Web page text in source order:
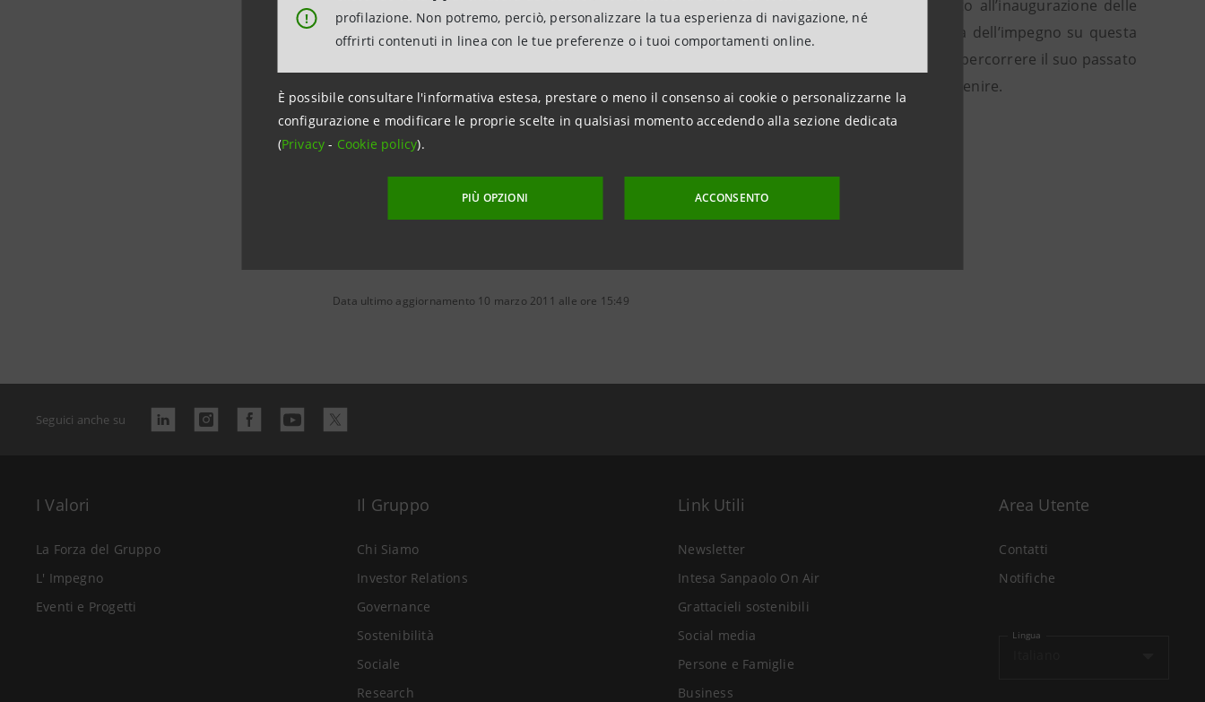
!
profilazione. Non potremo, perciò, personalizzare la tua esperienza di navigazione, né
offrirti contenuti in linea con le tue preferenze o i tuoi comportamenti online.
È possibile consultare l'informativa estesa, prestare o meno il consenso ai cookie o personalizzarne la
configurazione e modificare le proprie scelte in qualsiasi momento accedendo alla sezione dedicata
(Privacy- Cookie policy).
PIÙ OPZIONI ACCONSENTO
della Repubblica nella serata del 18 marzo. La presenza della massima carica dello Stato all’inaugurazione delle
grandi iniziative di Esperienza Italia, di cui la Banca è Main Partner, conferma la rilevanza dell’impegno su questa
ricorrenza e rafforza la convinzione che essa offra al Paese un’occasione imperdibile per ripercorrere il suo passato
unitario, discutere del presente e prospettare un futuro consapevole per le generazioni a venire.
Data ultimo aggiornamento 10 marzo 2011 alle ore 15:49
Seguici anche su
I Valori
La Forza del Gruppo
L' Impegno
Eventi e Progetti
Il Gruppo
Chi Siamo
Investor Relations
Governance
Sostenibilità
Sociale
Research
Link Utili
Newsletter
Intesa Sanpaolo On Air
Grattacieli sostenibili
Social media
Persone e Famiglie
Business
Area Utente
Contatti
Notifiche
Lingua